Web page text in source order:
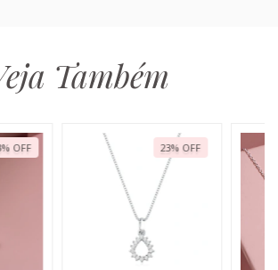
Também
% OFF 23% OFF